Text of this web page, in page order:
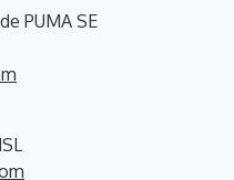
PUMA SE